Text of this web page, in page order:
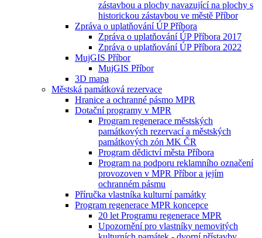
zástavbou a plochy navazující na plochy s
historickou zástavbou ve městě Příbor
Zpráva o uplatňování ÚP Příbora
Zpráva o uplatňování ÚP Příbora 2017
Zpráva o uplatňování ÚP Příbora 2022
MujGIS Příbor
MujGIS Příbor
3D mapa
Městská památková rezervace
Hranice a ochranné pásmo MPR
Dotační programy v MPR
Program regenerace městských
památkových rezervací a městských
památkových zón MK ČR
Program dědictví města Příbora
Program na podporu reklamního označení
provozoven v MPR Příbor a jejím
ochranném pásmu
Příručka vlastníka kulturní památky
Program regenerace MPR koncepce
20 let Programu regenerace MPR
Upozornění pro vlastníky nemovitých